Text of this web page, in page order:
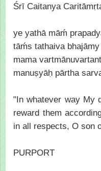
Śrī Caitanya
ye yathā māḿ
tāḿs tathaiva bhajāmy
mama
manuṣyāḥ pārtha
"In whatever way My
reward them
in all respects, O son
PURPORT